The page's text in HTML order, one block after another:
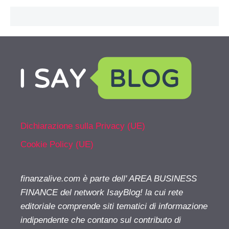
Dichiarazione sulla Privacy (UE)
Cookie Policy (UE)
finanzalive.com è parte dell' AREA BUSINESS
FINANCE del network IsayBlog! la cui rete
editoriale comprende siti tematici di informazione
indipendente che contano sul contributo di